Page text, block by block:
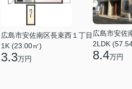
広島市安佐南区長束西１丁目
1K (23.00㎡)
3.3万円
広島市安佐
2LDK
8.4万円